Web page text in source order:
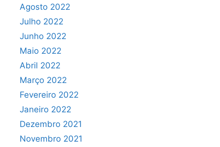
Agosto 2022
Julho 2022
Junho 2022
Maio 2022
Abril 2022
Março 2022
Fevereiro 2022
Janeiro 2022
Dezembro 2021
Novembro 2021